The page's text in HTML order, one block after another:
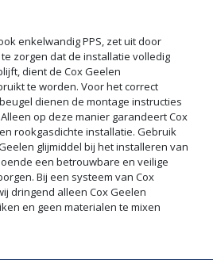
enkelwandig PPS, zet uit door
zorgen dat de installatie volledig
dient de Cox Geelen
te worden. Voor het correct
dienen de montage instructies
op deze manier garandeert Cox
rookgasdichte installatie. Gebruik
glijmiddel bij het installeren van
een betrouwbare en veilige
Bij een systeem van Cox
dringend alleen Cox Geelen
en geen materialen te mixen